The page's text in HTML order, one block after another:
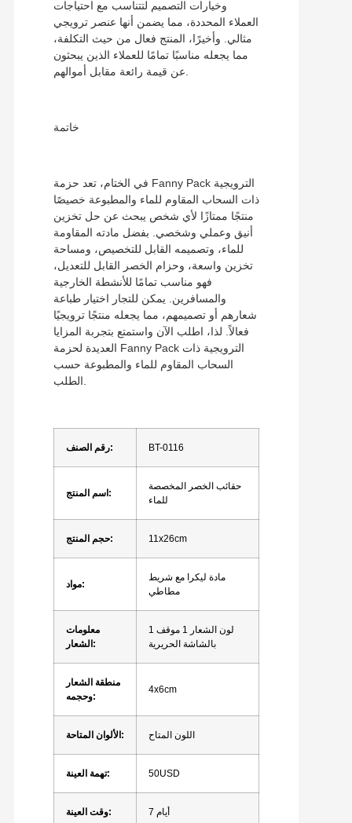
وخيارات التصميم لتتناسب مع احتياجات
العملاء المحددة، مما يضمن أنها عنصر ترويجي
مثالي. وأخيرًا، المنتج فعال من حيث التكلفة،
مما يجعله مناسبًا تمامًا للعملاء الذين يبحثون
خاتمة
في الختام، تعد حزمة Fanny Pack الترويجية
ذات السحاب المقاوم للماء والمطبوعة خصيصًا
منتجًا ممتازًا لأي شخص يبحث عن حل تخزين
أنيق وعملي وشخصي. بفضل مادته المقاومة
للماء، وتصميمه القابل للتخصيص، ومساحة
تخزين واسعة، وحزام الخصر القابل للتعديل،
فهو مناسب تمامًا للأنشطة الخارجية
والمسافرين. يمكن للتجار اختيار طباعة
شعارهم أو تصميمهم، مما يجعله منتجًا ترويجيًا
فعالاً. لذا، اطلب الآن واستمتع بتجربة المزايا
العديدة لحزمة Fanny Pack الترويجية ذات
السحاب المقاوم للماء والمطبوعة حسب
رقم الصنف: BT-0116
اسم المنتج:
حقائب الخصر المخصصة
للماء
حجم المنتج: 11x26cm
مواد:
مادة ليكرا مع شريط
مطاطي
معلومات
الشعار:
1 لون الشعار 1 موقف
بالشاشة الحريرية
منطقة الشعار
وحجمه:
4x6cm
الألوان المتاحة:
تهمة العينة: 50USD
وقت العينة: 7 أيام